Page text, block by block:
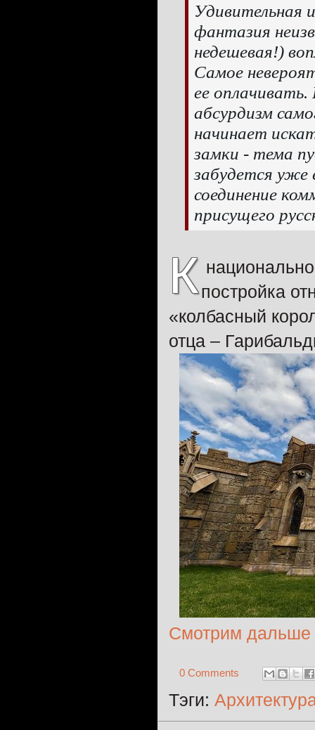
Удивительная
фантазия
недешевая!)
Самое
ее
абсурдизм
начинает
замки - тема
забудется уже
соединение
присущего
Кпостройка
«колбасный
отца –
Смотрим
0 Comments
Тэги: